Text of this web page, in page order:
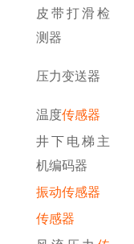
皮带打滑检
测器
压力变送器
温度传感器
井下电梯主
机编码器
振动传感器
传感器